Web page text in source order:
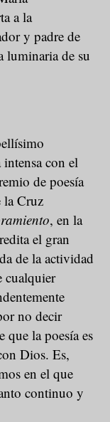
a la
y padre de
luminaria de su
con el
de poesía
la Cruz
, en la
el gran
de la actividad
cualquier
no decir
la poesía es
Dios. Es,
en el que
continuo y